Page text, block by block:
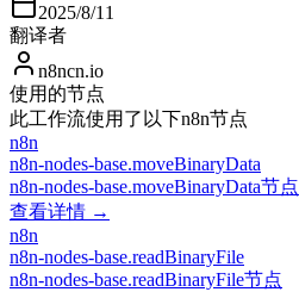
2025/8/11
翻译者
n8ncn.io
使用的节点
此工作流使用了以下n8n节点
n8n
n8n-nodes-base.moveBinaryData
n8n-nodes-base.moveBinaryData节点
查看详情 →
n8n
n8n-nodes-base.readBinaryFile
n8n-nodes-base.readBinaryFile节点